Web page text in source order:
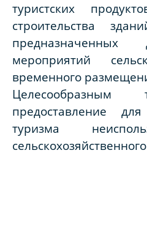
туристских
строительства
предназначенных
мероприятий
временного
Целесообразным
предоставление
туризма